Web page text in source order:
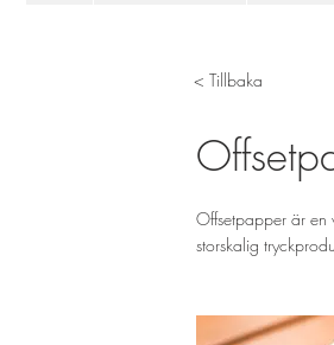
< Tillbaka
Offsetpapper är en
storskalig